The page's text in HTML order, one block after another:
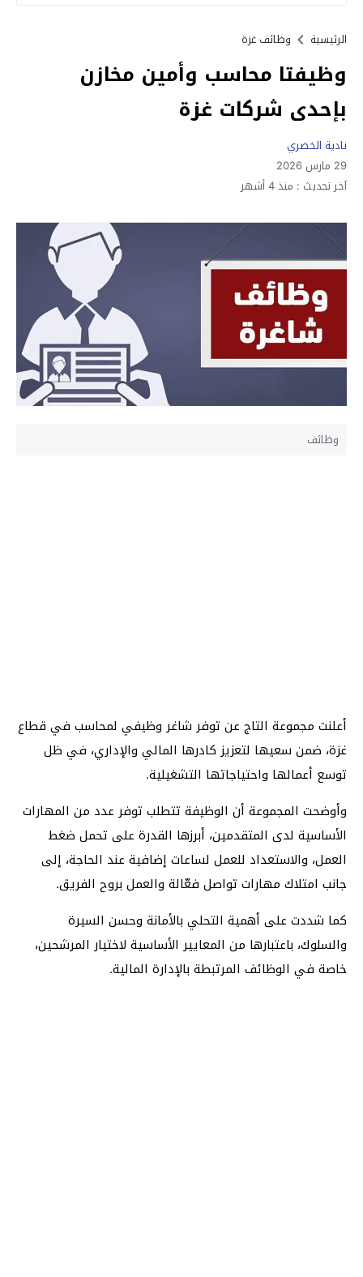
الرئيسية وظائف غزة
وظيفتا محاسب وأمين مخازن
بإحدى شركات غزة
نادية الخضري
29 مارس 2026
آخر تحديث : منذ 4 أشهر
وظائف
أعلنت مجموعة التاج عن توفر شاغر وظيفي لمحاسب في قطاع
غزة، ضمن سعيها لتعزيز كادرها المالي والإداري، في ظل
توسع أعمالها واحتياجاتها التشغيلية.
وأوضحت المجموعة أن الوظيفة تتطلب توفر عدد من المهارات
الأساسية لدى المتقدمين، أبرزها القدرة على تحمل ضغط
العمل، والاستعداد للعمل لساعات إضافية عند الحاجة، إلى
جانب امتلاك مهارات تواصل فعّالة والعمل بروح الفريق.
كما شددت على أهمية التحلي بالأمانة وحسن السيرة
والسلوك، باعتبارها من المعايير الأساسية لاختيار المرشحين،
خاصة في الوظائف المرتبطة بالإدارة المالية.